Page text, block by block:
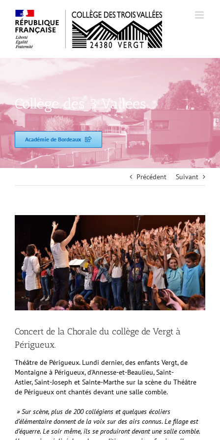
contenu
Collège des 3 Vallées
Académie de Bordeaux
Précédent Suivant
Concert de la Chorale du collège de Vergt à
Périgueux.
Théâtre de Périgueux. Lundi dernier, des enfants Vergt, de
Montaigne à Périgueux, d’Annesse-et-Beaulieu, Saint-
Astier, Saint-Joseph et Sainte-Marthe sur la scène du Théâtre
de Périgueux ont chantés devant une salle comble.
» Sur scène, plus de 200 collégiens et quelques écoliers
d’élémentaire donnent de la voix sur des airs connus. Le filage est
d’équerre. Le soir même, ils se produiront devant une salle comble.